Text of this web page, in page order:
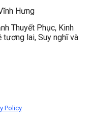
Hưng
Thuyết Phục, Kinh
tương lai, Suy nghĩ và
Policy